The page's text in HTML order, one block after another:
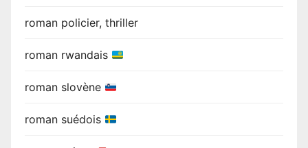
roman policier, thriller
roman rwandais
roman slovène
roman suédois